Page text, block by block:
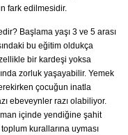
fark edilmesidir.
Başlama yaşı 3 ve 5 arası
bu eğitim oldukça
bir kardeşi yoksa
zorluk yaşayabilir. Yemek
çocuğun inatla
ebeveynler razı olabiliyor.
içinde yendiğine şahit
kurallarına uyması